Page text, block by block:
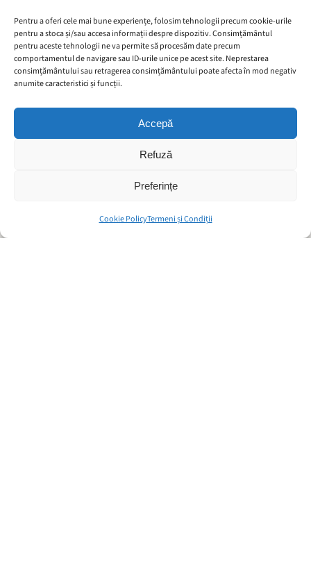
Pentru a oferi cele mai bune experiențe, folosim tehnologii precum cookie-urile
pentru a stoca și/sau accesa informații despre dispozitiv. Consimțământul
pentru aceste tehnologii ne va permite să procesăm date precum
comportamentul de navigare sau ID-urile unice pe acest site. Neprestarea
consimțământului sau retragerea consimțământului poate afecta în mod negativ
anumite caracteristici și funcții.
Accepă
Refuză
Preferințe
Cookie PolicyTermeni și Condiții
Automatul Zetomat – Vânzare non-stop de legume proaspete
și produse alimentare!
Descoperă Zetomat, soluția inovatoare care îți permite să vinzi
ca automat inteligent, cât și în varianta compartimente
modulare, acest sistem este ideal pentru ferme, piețe,
producători și distribuitori care doresc să ofere clienților
acces rapid la produse alimentare esențiale, oricând.